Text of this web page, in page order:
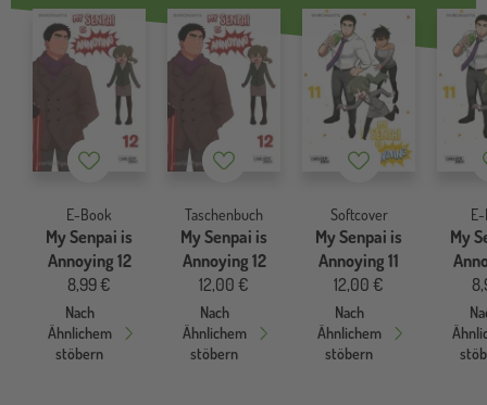
Merkzettel
E-Book
My Senpai is
Annoying 12
8,99 €
Nach
Ähnlichem
stöbern
Merkzettel
Taschenbuch
My Senpai is
Annoying 12
12,00 €
Nach
Ähnlichem
stöbern
Merkzettel
Softcover
My Senpai is
Annoying 11
12,00 €
Nach
Ähnlichem
stöbern
My